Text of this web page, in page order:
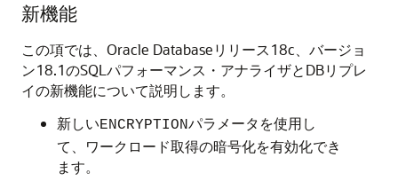
新機能
この項では、Oracle Databaseリリース18c、バージョ
ン18.1のSQLパフォーマンス・アナライザとDBリプレ
イの新機能について説明します。
新しいENCRYPTIONパラメータを使用し
て、ワークロード取得の暗号化を有効化でき
ます。